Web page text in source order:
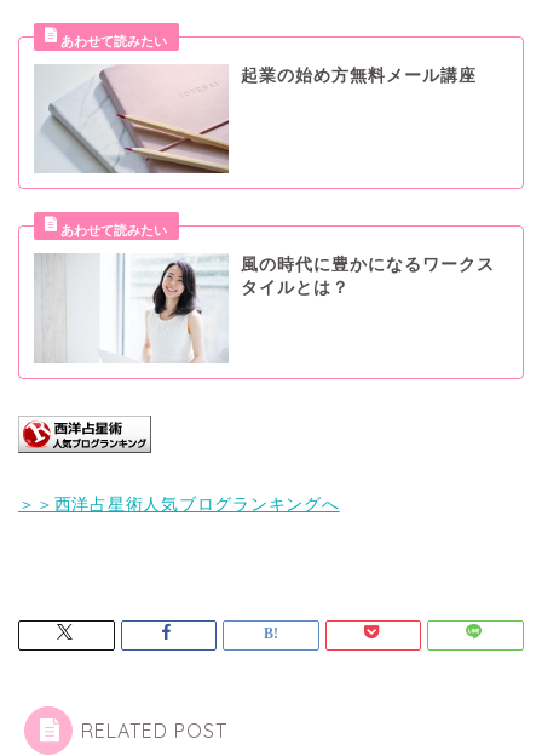
起業の始め方無料メール講座
風の時代に豊かになるワークス
タイルとは？
＞＞西洋占星術人気ブログランキングへ
RELATED POST